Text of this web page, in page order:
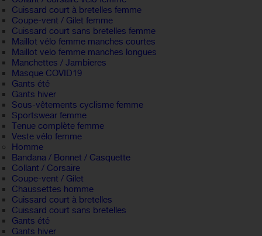
Cuissard court à bretelles femme
Coupe-vent / Gilet femme
Cuissard court sans bretelles femme
Maillot vélo femme manches courtes
Maillot velo femme manches longues
Manchettes / Jambieres
Masque COVID19
Gants été
Gants hiver
Sous-vêtements cyclisme femme
Sportswear femme
Tenue complète femme
Veste vélo femme
Homme
Bandana / Bonnet / Casquette
Collant / Corsaire
Coupe-vent / Gilet
Chaussettes homme
Cuissard court à bretelles
Cuissard court sans bretelles
Gants été
Gants hiver